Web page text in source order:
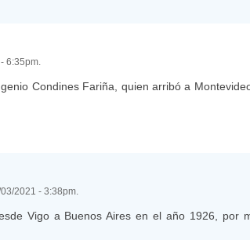
6:35pm.
Condines Fariña, quien arribó a
2021 - 3:38pm.
Vigo a Buenos Aires en el año 1926, por